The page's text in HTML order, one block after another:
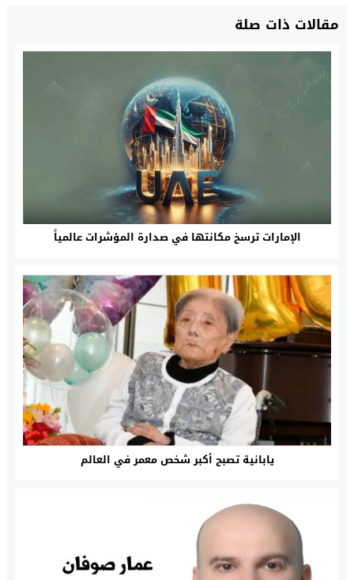
مقالات ذات صلة
الإمارات ترسخ مكانتها في صدارة المؤشرات عالمياً
يابانية تصبح أكبر شخص معمر في العالم